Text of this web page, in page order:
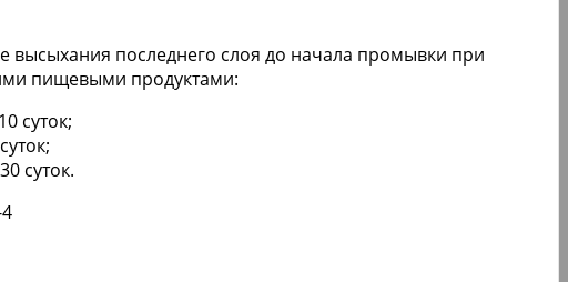
высыхания последнего слоя до начала промывки при
пищевыми продуктами:
суток;
суток.